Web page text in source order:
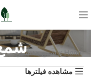
Home
»شمع هفتسین
مشاهده فیلترها